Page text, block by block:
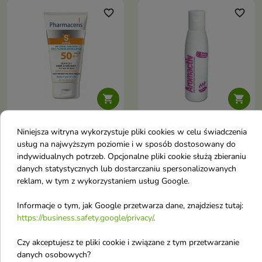

favorite_border
Pharmaceris S
bezpieczny Krem
ochronny na słońce dla
dzieci od urodzenia
SPF50+ 50ml
dzieci od urodzenia
18,60 £

favorite_border
Aromactiv Olejek do
kąpieli 125 ml
9,58 £
Niniejsza witryna wykorzystuje pliki cookies w celu świadczenia
usług na najwyższym poziomie i w sposób dostosowany do
indywidualnych potrzeb. Opcjonalne pliki cookie służą zbieraniu
danych statystycznych lub dostarczaniu spersonalizowanych
reklam, w tym z wykorzystaniem usług Google.
Informacje o tym, jak Google przetwarza dane, znajdziesz tutaj:
https://business.safety.google/privacy/.
Czy akceptujesz te pliki cookie i związane z tym przetwarzanie
danych osobowych?